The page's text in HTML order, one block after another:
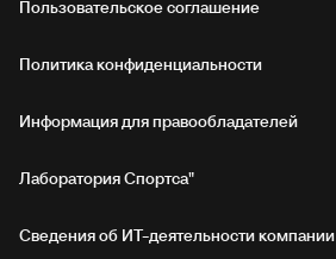
Пользовательское соглашение
Политика конфиденциальности
Информация для правообладателей
Лаборатория Спортса"
Сведения об ИТ‑деятельности компании